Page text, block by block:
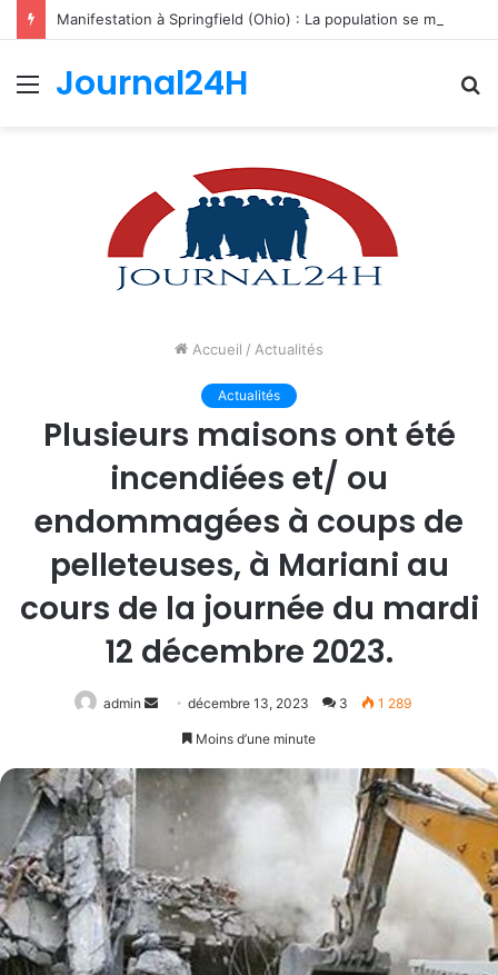
Menu
Journal24H
Accueil / Actualités
Actualités
Plusieurs maisons ont été
incendiées et/ ou
endommagées à coups de
pelleteuses, à Mariani au
cours de la journée du mardi
12 décembre 2023.
admin
Envoyerdécembre 13, 2023 3 1 289
Moins d’une minute